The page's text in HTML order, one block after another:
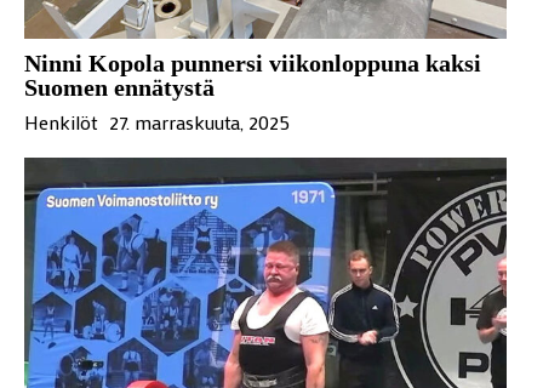
Ninni Kopola punnersi viikonloppuna kaksi
Suomen ennätystä
Henkilöt 27. marraskuuta, 2025